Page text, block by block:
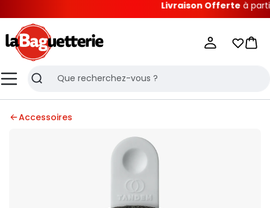
Livraison Offerteà partir
MenuRecherche
Mes
Accessoires